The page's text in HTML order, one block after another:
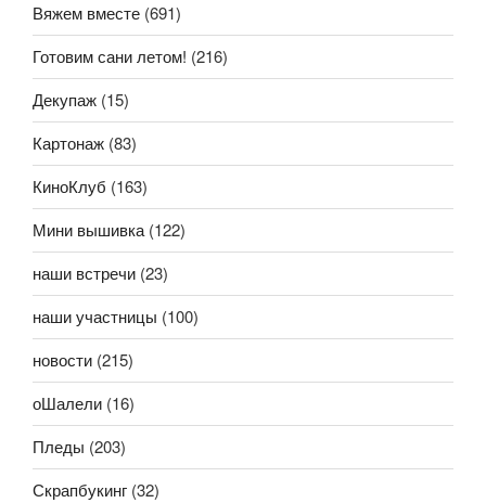
Вяжем вместе (691)
Готовим сани летом! (216)
Декупаж (15)
Картонаж (83)
КиноКлуб (163)
Мини вышивка(122)
наши встречи (23)
наши участницы (100)
новости (215)
оШалели (16)
Пледы (203)
Скрапбукинг (32)